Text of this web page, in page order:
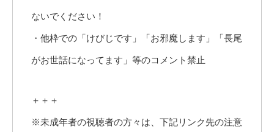
ないでください！
・他枠での「けびじです」「お邪魔します」「長尾
がお世話になってます」等のコメント禁止
＋＋＋
※未成年者の視聴者の方々は、下記リンク先の注意